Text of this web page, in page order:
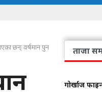
छन्ः वर्षमान पुन ताजा
गोर्खाज